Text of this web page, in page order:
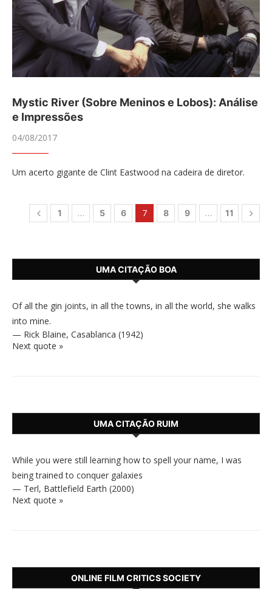
Mystic River (Sobre Meninos e Lobos): Análise
e Impressões
04/08/2017
Um acerto gigante de Clint Eastwood na cadeira de diretor.
1 … 5 6 7 8 9 … 11
UMA CITAÇÃO BOA
Of all the gin joints, in all the towns, in all the world, she walks
into mine.
— Rick Blaine, Casablanca (1942)
Next quote »
UMA CITAÇÃO RUIM
While you were still learning how to spell your name, I was
being trained to conquer galaxies
— Terl, Battlefield Earth (2000)
Next quote »
ONLINE FILM CRITICS SOCIETY